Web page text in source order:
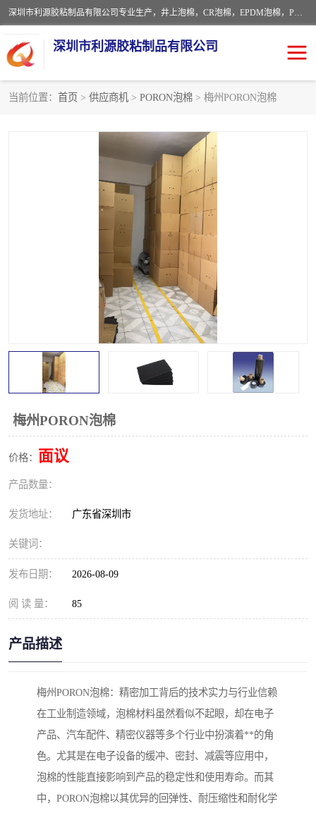
深圳市利源胶粘制品有限公司专业生产，井上泡棉，CR泡棉，EPDM泡棉，PORON泡棉厚度剖切，公差正负0.1mm，硅胶条，脚垫，异形一次成型，雕刻EVA海绵；包装材料:精密仪器、医疗器具、运输时缓冲、防震材料。建筑:住房装潢材料、房屋门窗密封；轻便、强韧性：轻便并且具有较强的韧性，良好的耐油性与耐溶剂性。隔热性：导热性低具有优越的保温性，具有的回弹性。
深圳市利源胶粘制品有限公司
当前位置： 首页 > 供应商机 > PORON泡棉 > 梅州PORON泡棉
梅州PORON泡棉
价格： 面议
产品数量：
发货地址： 广东省深圳市
关键词：
发布日期： 2026-08-09
阅 读 量： 85
产品描述
梅州PORON泡棉：精密加工背后的技术实力与行业信赖
在工业制造领域，泡棉材料虽然看似不起眼，却在电子
产品、汽车配件、精密仪器等多个行业中扮演着**的角
色。尤其是在电子设备的缓冲、密封、减震等应用中，
泡棉的性能直接影响到产品的稳定性和使用寿命。而其
中，PORON泡棉以其优异的回弹性、耐压缩性和耐化学
防火海绵
EVA珍珠棉异形 硅胶脚垫